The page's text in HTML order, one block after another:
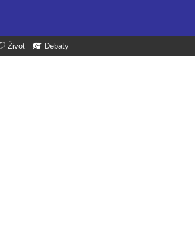
Život Debaty